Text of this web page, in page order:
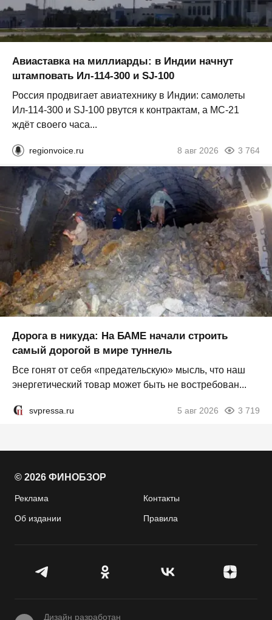
Авиаставка на миллиарды: в Индии начнут
штамповать Ил‑114‑300 и SJ‑100
Россия продвигает авиатехнику в Индии: самолеты
Ил‑114‑300 и SJ‑100 рвутся к контрактам, а МС‑21
ждёт своего часа...
regionvoice.ru 8 авг 2026 3 764
Дорога в никуда: На БАМЕ начали строить
самый дорогой в мире туннель
Все гонят от себя «предательскую» мысль, что наш
энергетический товар может быть не востребован...
svpressa.ru 5 авг 2026 3 719
© 2026 ФИНОБЗОР
Реклама Контакты
Об издании Правила